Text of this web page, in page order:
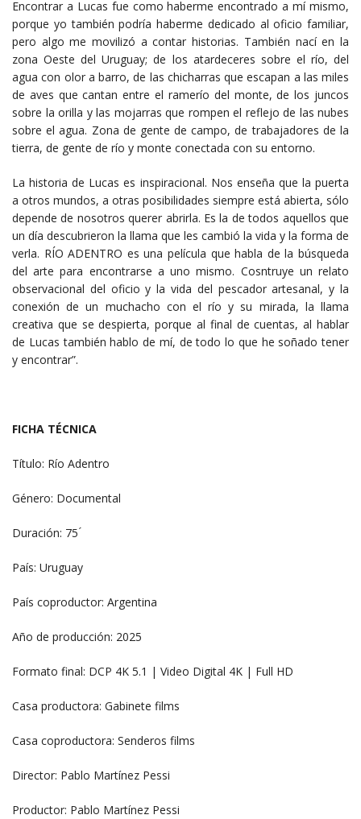
Encontrar a Lucas fue como haberme encontrado a mí mismo,
porque yo también podría haberme dedicado al oficio familiar,
pero algo me movilizó a contar historias. También nací en la
zona Oeste del Uruguay; de los atardeceres sobre el río, del
agua con olor a barro, de las chicharras que escapan a las miles
de aves que cantan entre el ramerío del monte, de los juncos
sobre la orilla y las mojarras que rompen el reflejo de las nubes
sobre el agua. Zona de gente de campo, de trabajadores de la
tierra, de gente de río y monte conectada con su entorno.
La historia de Lucas es inspiracional. Nos enseña que la puerta
a otros mundos, a otras posibilidades siempre está abierta, sólo
depende de nosotros querer abrirla. Es la de todos aquellos que
un día descubrieron la llama que les cambió la vida y la forma de
verla. RÍO ADENTRO es una película que habla de la búsqueda
del arte para encontrarse a uno mismo. Cosntruye un relato
observacional del oficio y la vida del pescador artesanal, y la
conexión de un muchacho con el río y su mirada, la llama
creativa que se despierta, porque al final de cuentas, al hablar
de Lucas también hablo de mí, de todo lo que he soñado tener
y encontrar”.
FICHA TÉCNICA
Título: Río Adentro
Género: Documental
Duración: 75 ́
País: Uruguay
País coproductor: Argentina
Año de producción: 2025
Formato final: DCP 4K 5.1 | Video Digital 4K | Full HD
Casa productora: Gabinete films
Casa coproductora: Senderos films
Director: Pablo Martínez Pessi
Productor: Pablo Martínez Pessi